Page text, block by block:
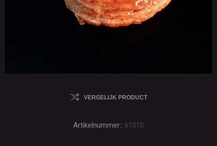
VERGELIJK PRODUCT
Artikelnummer:: 61010